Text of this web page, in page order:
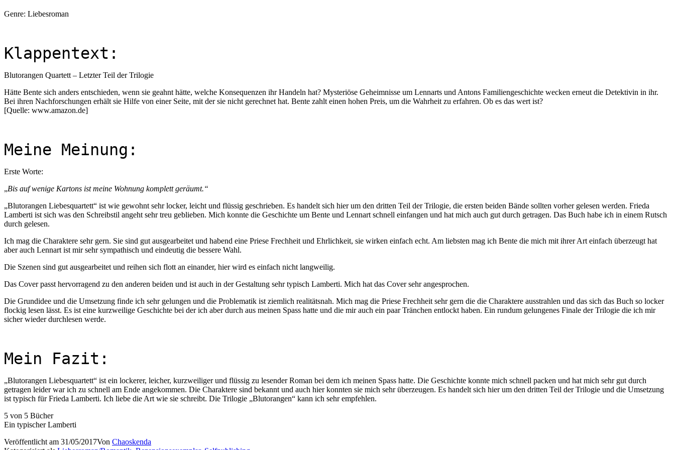
Genre: Liebesroman
Klappentext:
Blutorangen Quartett – Letzter Teil der Trilogie
Hätte Bente sich anders entschieden, wenn sie geahnt hätte, welche Konsequenzen ihr Handeln hat? Mysteriöse Geheimnisse um Lennarts und Antons Familiengeschichte wecken erneut die Detektivin in ihr.
Bei ihren Nachforschungen erhält sie Hilfe von einer Seite, mit der sie nicht gerechnet hat. Bente zahlt einen hohen Preis, um die Wahrheit zu erfahren. Ob es das wert ist?
[Quelle: www.amazon.de]
Meine Meinung:
Erste Worte:
„Bis auf wenige Kartons ist meine Wohnung komplett geräumt.“
„Blutorangen Liebesquartett“ ist wie gewohnt sehr locker, leicht und flüssig geschrieben. Es handelt sich hier um den dritten Teil der Trilogie, die ersten beiden Bände sollten vorher gelesen werden. Frieda
Lamberti ist sich was den Schreibstil angeht sehr treu geblieben. Mich konnte die Geschichte um Bente und Lennart schnell einfangen und hat mich auch gut durch getragen. Das Buch habe ich in einem Rutsch
durch gelesen.
Ich mag die Charaktere sehr gern. Sie sind gut ausgearbeitet und habend eine Priese Frechheit und Ehrlichkeit, sie wirken einfach echt. Am liebsten mag ich Bente die mich mit ihrer Art einfach überzeugt hat
aber auch Lennart ist mir sehr sympathisch und eindeutig die bessere Wahl.
Die Szenen sind gut ausgearbeitet und reihen sich flott an einander, hier wird es einfach nicht langweilig.
Das Cover passt hervorragend zu den anderen beiden und ist auch in der Gestaltung sehr typisch Lamberti. Mich hat das Cover sehr angesprochen.
Die Grundidee und die Umsetzung finde ich sehr gelungen und die Problematik ist ziemlich realitätsnah. Mich mag die Priese Frechheit sehr gern die die Charaktere ausstrahlen und das sich das Buch so locker
flockig lesen lässt. Es ist eine kurzweilige Geschichte bei der ich aber durch aus meinen Spass hatte und die mir auch ein paar Tränchen entlockt haben. Ein rundum gelungenes Finale der Trilogie die ich mir
sicher wieder durchlesen werde.
Mein Fazit:
„Blutorangen Liebesquartett“ ist ein lockerer, leicher, kurzweiliger und flüssig zu lesender Roman bei dem ich meinen Spass hatte. Die Geschichte konnte mich schnell packen und hat mich sehr gut durch
getragen leider war ich zu schnell am Ende angekommen. Die Charaktere sind bekannt und auch hier konnten sie mich sehr überzeugen. Es handelt sich hier um den dritten Teil der Trilogie und die Umsetzung
ist typisch für Frieda Lamberti. Ich liebe die Art wie sie schreibt. Die Trilogie „Blutorangen“ kann ich sehr empfehlen.
5 von 5 Bücher
Ein typischer Lamberti
Veröffentlicht am 31/05/2017Von Chaoskenda